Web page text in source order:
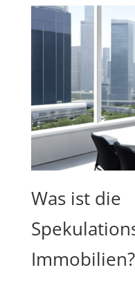
Was ist die
Immobilien?